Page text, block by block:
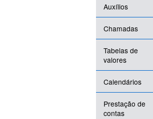
Auxílios
Chamadas
Tabelas de
valores
Calendários
Prestação de
contas